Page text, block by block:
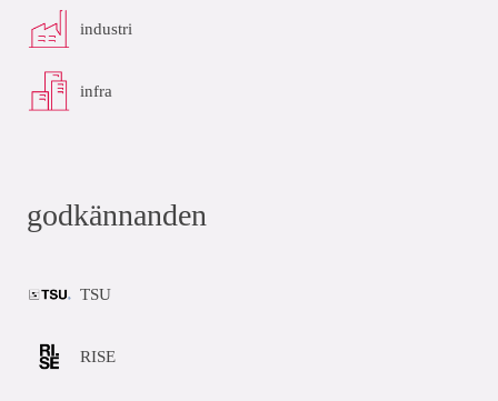
industri
infra
godkännanden
TSU
RISE